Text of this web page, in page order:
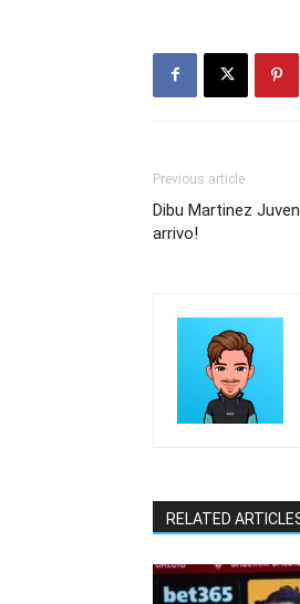
Previous article
Dibu Martinez
arrivo!
RELATED